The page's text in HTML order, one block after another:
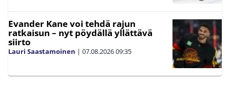
Evander Kane voi tehdä rajun
ratkaisun – nyt pöydällä yllättävä
siirto
Lauri Saastamoinen | 07.08.202609:35